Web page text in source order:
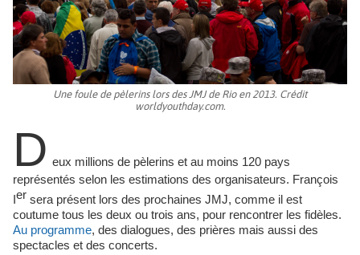
Une foule de pèlerins lors des JMJ de Rio en 2013. Crédit
worldyouthday.com.
D eux millions de pèlerins et au moins 120 pays
représentés selon les estimations des organisateurs. François
Ier sera présent lors des prochaines JMJ, comme il est
coutume tous les deux ou trois ans, pour rencontrer les fidèles.
Au programme, des dialogues, des prières mais aussi des
spectacles et des concerts.